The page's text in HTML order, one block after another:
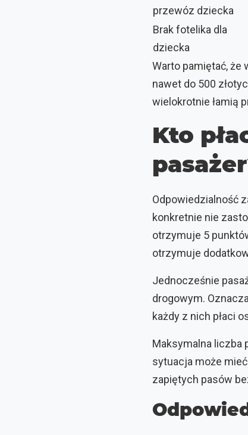
przewóz dziecka
Brak fotelika dla
dziecka
Warto pamiętać, że
nawet do 500
wielokrotnie łamią
Kto
Odpowiedzialność
konkretnie nie
otrzymuje 5
otrzymuje
Jednocześnie
drogowym.
każdy z nich płaci
Maksymalna liczba
sytuacja może
zapiętych pasów